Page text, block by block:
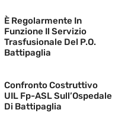
È Regolarmente In
Funzione Il Servizio
Trasfusionale Del P.O.
Battipaglia
Confronto Costruttivo
UIL Fp-ASL Sull’Ospedale
Di Battipaglia